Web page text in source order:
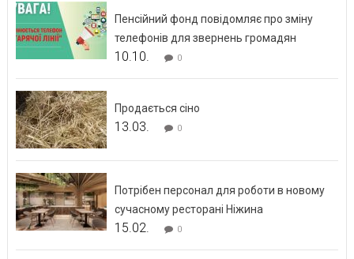
Пенсійний фонд повідомляє про зміну
телефонів для звернень громадян
10.10. 0
Продається сіно
13.03. 0
Потрібен персонал для роботи в новому
сучасному ресторані Ніжина
15.02. 0